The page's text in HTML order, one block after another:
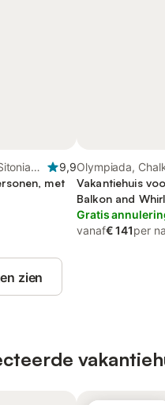
9,9
met
Olympiada,
Vakantiehuis
Balkon and
and Tuin
Gratis
vanaf€ 141per
zien